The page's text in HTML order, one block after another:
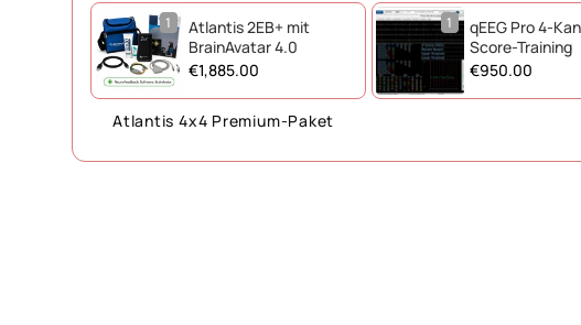
1
Atlantis 2EB+ mit
BrainAvatar 4.0
€1,885.00
1
qEEG Pro 4-
Score-Training
€950.00
Atlantis 4x4 Premium-Paket